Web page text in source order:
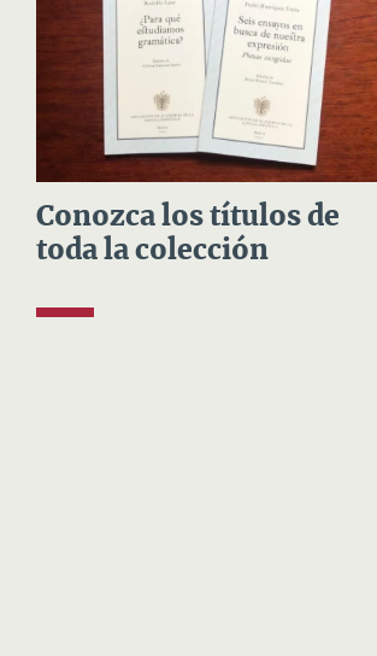
Conozca los títulos de
toda la colección